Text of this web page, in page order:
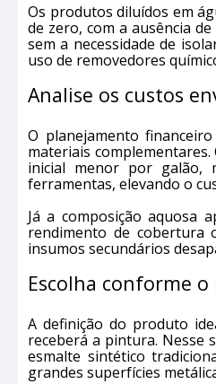
Os produtos diluídos em
de zero, com a ausência
sem a necessidade de
uso de removedores
Analise os custos
O planejamento
materiais
inicial menor por galão,
ferramentas, elevando o
Já a composição aquosa
rendimento de cobertura
insumos secundários
Escolha conforme
A definição do produto
receberá a pintura. Nesse
esmalte sintético
grandes superfícies